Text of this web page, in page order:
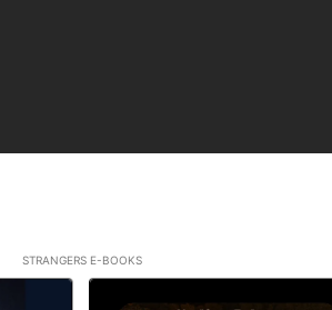
STRANGERS E-BOOKS